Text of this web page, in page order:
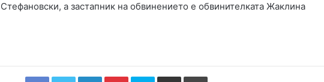
а застапник на обвинението е обвинителката Жаклина
FacebookTwitterLinkedInPinterestSkype Сподели преку Е-маил Испринтај